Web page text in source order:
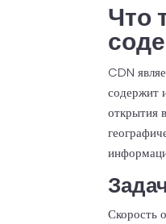
Что
CDN
содержит
открытия
Скорость